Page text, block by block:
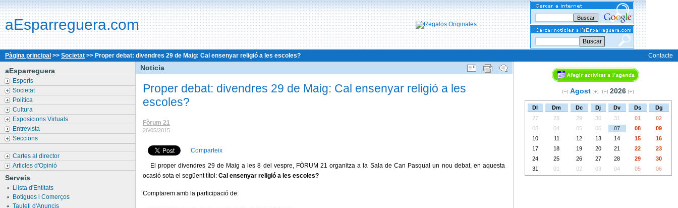
aEsparreguera.com
Buscar
Pàgina principal >> Societat >> Proper debat: divendres 29 de Maig: Cal ensenyar religió a les escoles? Contacte
aEsparreguera
Esports
Societat
Política
Cultura
Exposicions Virtuals
Entrevista
Seccions
Cartes al director
Articles d'Opinió
Serveis
Llista d'Entitats
Botigues i Comerços
Taulell d'Anuncis
Noticia
Proper debat: divendres 29 de Maig: Cal ensenyar religió a les
escoles?
Fòrum 21
26/05/2015
Comparteix
El proper divendres 29 de Maig a les 8 del vespre, FÒRUM 21 organitza a la Sala de Can Pasqual un nou debat, en aquesta
ocasió sota el següent títol: Cal ensenyar religió a les escoles?
Comptarem amb la participació de:
Agost 2026
Dl Dm Dc Dj Dv Ds
Dg
27
28 29 30 31 01
02
03
04 05 06 07 08
09
10
11 12 13 14 15
16
17
18 19 20 21 22
23
24
25 26 27 28 29
30
31
01 02 03 04 05 06